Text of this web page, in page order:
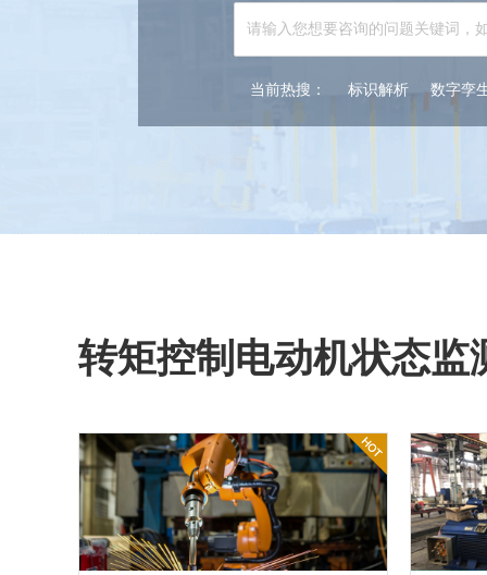
当前热搜： 标识解析 数字孪
转矩控制电动机状态监